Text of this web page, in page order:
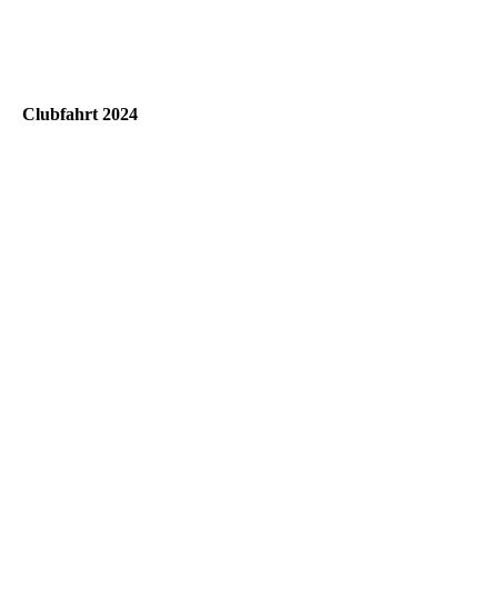
Clubfahrt 2024